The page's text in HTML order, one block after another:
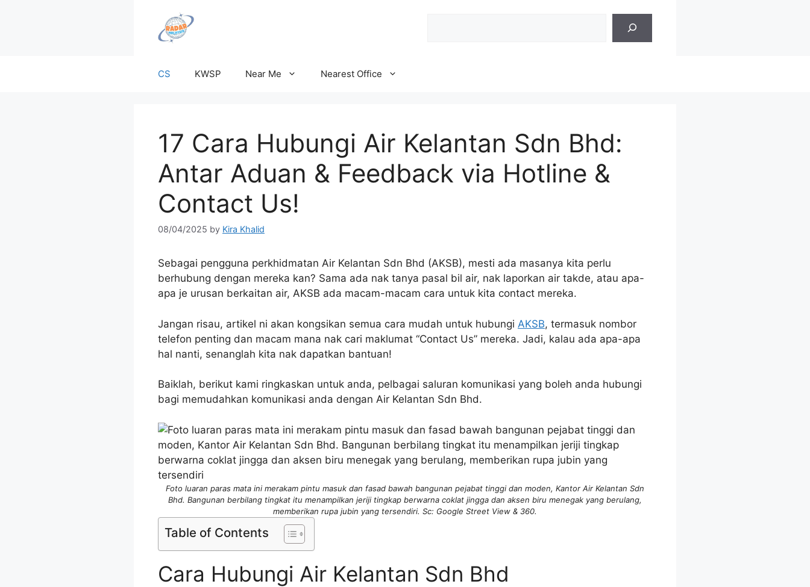
CS KWSP Near Me Nearest Office
17 Cara Hubungi Air Kelantan Sdn Bhd:
Antar Aduan & Feedback via Hotline &
Contact Us!
08/04/2025 by Kira Khalid
Sebagai pengguna perkhidmatan Air Kelantan Sdn Bhd (AKSB), mesti ada masanya kita perlu
berhubung dengan mereka kan? Sama ada nak tanya pasal bil air, nak laporkan air takde, atau apa-
apa je urusan berkaitan air, AKSB ada macam-macam cara untuk kita contact mereka.
Jangan risau, artikel ni akan kongsikan semua cara mudah untuk hubungi AKSB, termasuk nombor
telefon penting dan macam mana nak cari maklumat “Contact Us” mereka. Jadi, kalau ada apa-apa
hal nanti, senanglah kita nak dapatkan bantuan!
Baiklah, berikut kami ringkaskan untuk anda, pelbagai saluran komunikasi yang boleh anda hubungi
bagi memudahkan komunikasi anda dengan Air Kelantan Sdn Bhd.
Foto luaran paras mata ini merakam pintu masuk dan fasad bawah bangunan pejabat tinggi dan moden, Kantor Air Kelantan Sdn
Bhd. Bangunan berbilang tingkat itu menampilkan jeriji tingkap berwarna coklat jingga dan aksen biru menegak yang berulang,
memberikan rupa jubin yang tersendiri. Sc: Google Street View & 360.
Table of Contents
Cara Hubungi Air Kelantan Sdn Bhd